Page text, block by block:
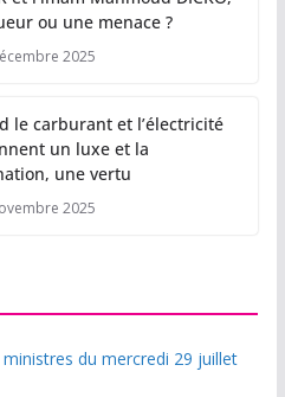
ou une menace ?
2025
le carburant et l’électricité
un luxe et la
une vertu
2025
du mercredi 29 juillet